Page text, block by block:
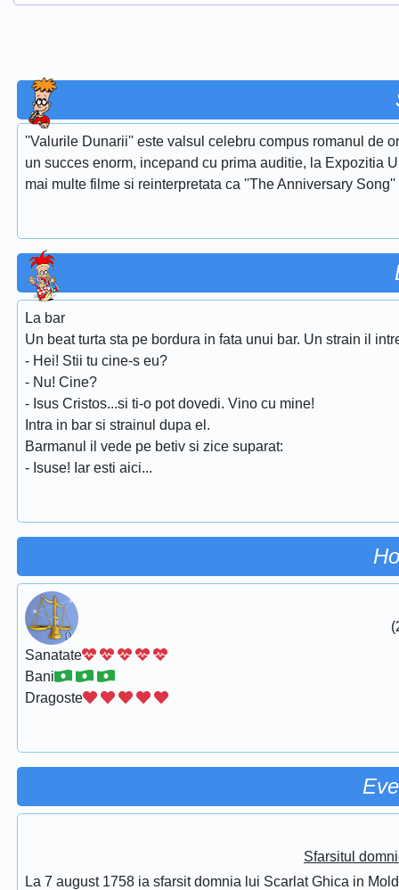
''Valurile Dunarii'' este valsul celebru compus romanul de
un succes enorm, incepand cu prima auditie, la Expozitia
mai multe filme si reinterpretata ca ''The Anniversary
La bar
Un beat turta sta pe bordura in fata unui bar. Un strain il
- Hei! Stii tu cine-s eu?
- Nu! Cine?
- Isus Cristos...si ti-o pot dovedi. Vino cu mine!
Intra in bar si strainul dupa el.
Barmanul il vede pe betiv si zice suparat:
- Isuse! Iar esti aici...
Sanatate
Bani
Dragoste
Sfarsitul
La 7 august 1758 ia sfarsit domnia lui Scarlat Ghica in